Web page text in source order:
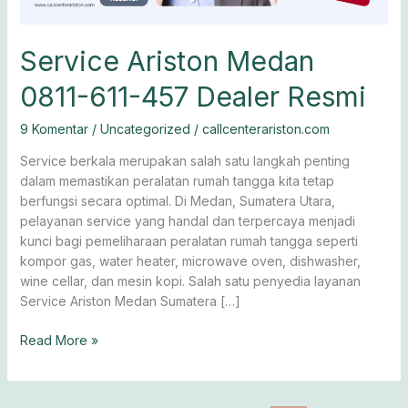
Service Ariston Medan
0811-611-457 Dealer Resmi
9 Komentar / Uncategorized / callcenterariston.com
Service berkala merupakan salah satu langkah penting
dalam memastikan peralatan rumah tangga kita tetap
berfungsi secara optimal. Di Medan, Sumatera Utara,
pelayanan service yang handal dan terpercaya menjadi
kunci bagi pemeliharaan peralatan rumah tangga seperti
kompor gas, water heater, microwave oven, dishwasher,
wine cellar, dan mesin kopi. Salah satu penyedia layanan
Service Ariston Medan Sumatera […]
Read More »